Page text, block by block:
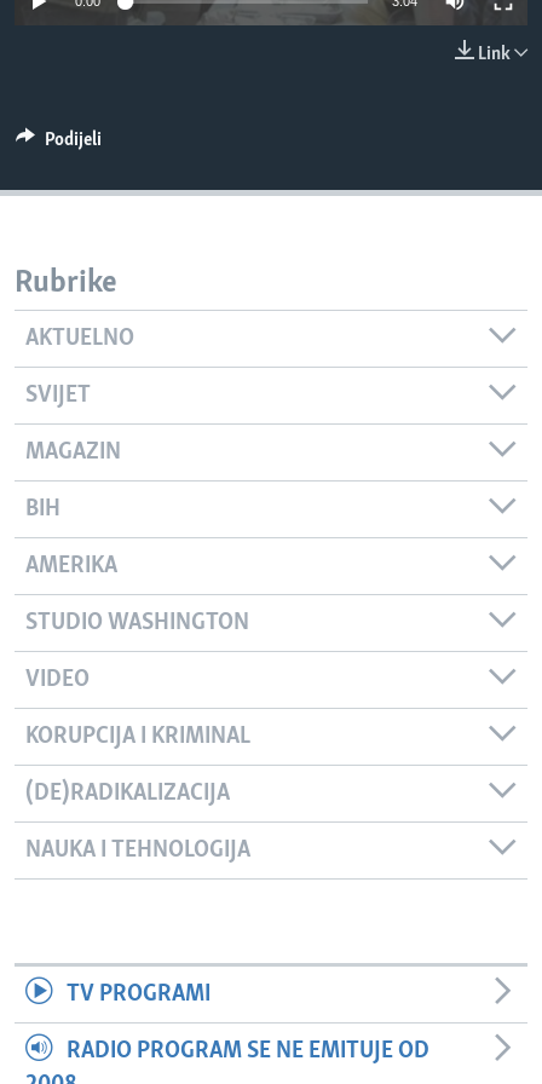
MAGAZIN
Learning English
PRATITE NAS
Jezici
Link
Podijeli
Rubrike
AKTUELNO
SVIJET
MAGAZIN
BIH
AMERIKA
STUDIO WASHINGTON
VIDEO
KORUPCIJA I KRIMINAL
(DE)RADIKALIZACIJA
NAUKA I TEHNOLOGIJA
TV PROGRAMI
RADIO PROGRAM SE NE EMITUJE OD